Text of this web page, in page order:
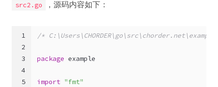
src2.go ，源码内容如下：
1
2
3
4
5
/*
package example
import "fmt"